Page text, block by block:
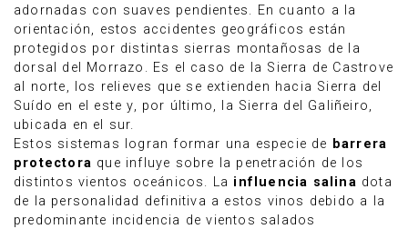
adornadas con suaves pendientes. En cuanto a la
orientación, estos accidentes geográficos están
protegidos por distintas sierras montañosas de la
dorsal del Morrazo. Es el caso de la Sierra de Castrove
al norte, los relieves que se extienden hacia Sierra del
Suído en el este y, por último, la Sierra del Galiñeiro,
ubicada en el sur.
Estos sistemas logran formar una especie de barrera
protectora que influye sobre la penetración de los
distintos vientos oceánicos. La influencia salina dota
de la personalidad definitiva a estos vinos debido a la
predominante incidencia de vientos salados